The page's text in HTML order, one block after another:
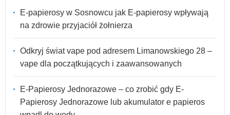
E-papierosy w Sosnowcu jak E-papierosy wpływają
na zdrowie przyjaciół żołnierza
Odkryj świat vape pod adresem Limanowskiego 28 –
vape dla początkujących i zaawansowanych
E-Papierosy Jednorazowe – co zrobić gdy E-
Papierosy Jednorazowe lub akumulator e papieros